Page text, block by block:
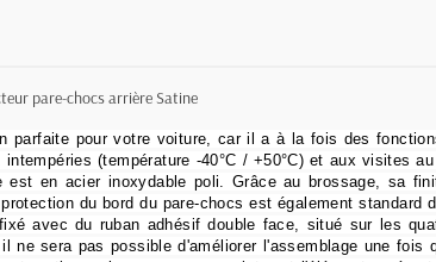
pare-chocs arrière Satine
parfaite pour votre voiture, car il a à la fois des
(température -40°C / +50°C) et aux visites
est en acier inoxydable poli. Grâce au brossage, sa
protection du bord du pare-chocs est également standard
avec du ruban adhésif double face, situé sur les
ne sera pas possible d'améliorer l'assemblage une fois